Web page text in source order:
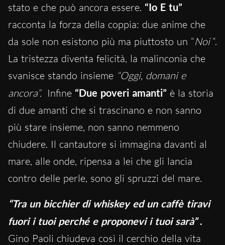
stato e che può ancora essere. “Io E tu”
racconta la forza della coppia: due anime che
da sole non esistono più ma piuttosto un “Noi “.
La tristezza diventa felicità, la malinconia che
svanisce stando insieme “Oggi, domani e
ancora”. Infine “Due poveri amanti” è la storia
di due amanti che si trascinano e non sanno
più stare insieme, non sanno nemmeno
chiudere. Il cantautore si immagina davanti al
mare, alle onde, ripensa a lei che gli lancia
contro delle perle, sono gli spruzzi del mare.
“Tra un bicchier di whiskey ed un caffè tiravi
fuori i tuoi perché e proponevi i tuoi sarà” .
Gino Paoli chiudeva così il cerchio della vita